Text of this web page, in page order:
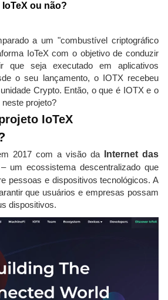
ou não?
a um "combustível criptográfico
IoTeX com o objetivo de conduzir
que seja executado em aplicativos
o seu lançamento, o IOTX recebeu
Crypto. Então, o que é IOTX e o
projeto?
IoTeX
2017 com a visão da
Internet das
– um ecossistema descentralizado que
pessoas e dispositivos tecnológicos. A
que usuários e empresas possam
dispositivos.